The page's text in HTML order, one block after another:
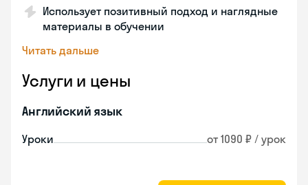
Использует позитивный подход и наглядные
материалы в обучении
Читать дальше
Услуги и цены
Английский язык
Уроки от 1090 ₽ / урок